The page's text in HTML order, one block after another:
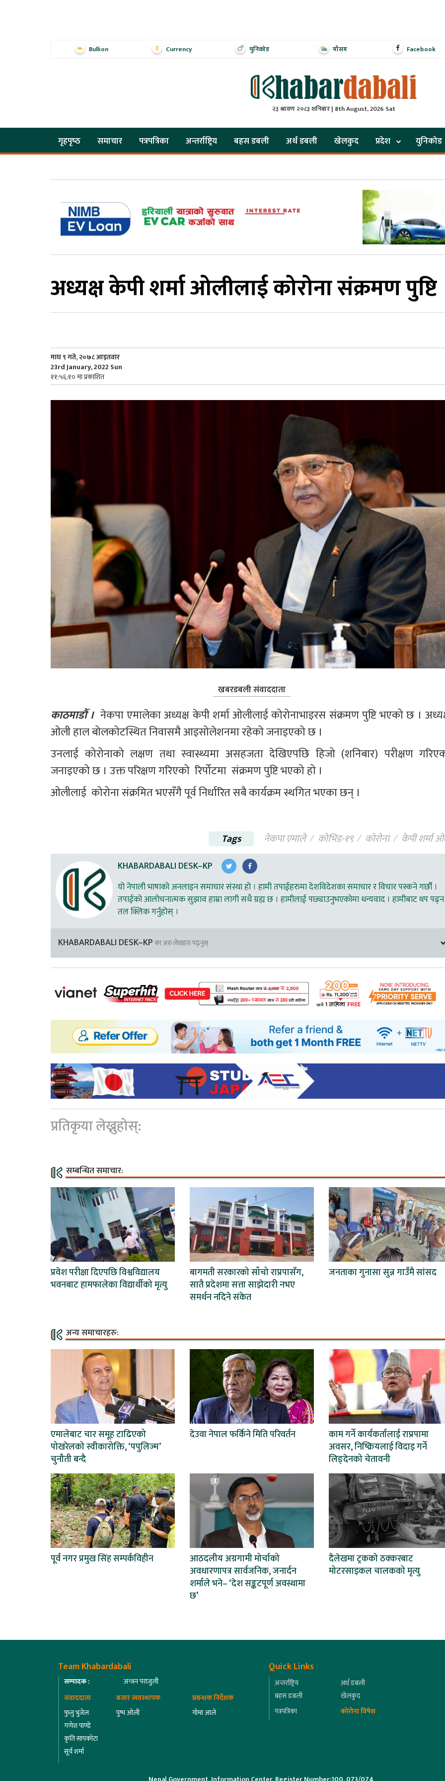
Bullion Currency युनिकोड मौसम Facebook
२३ श्रावण २०८३ शनिबार | 8th August, 2026 Sat
गृहपृष्‍ठ समाचार पत्रपत्रिका अन्तर्राष्ट्रिय बहस डबली अर्थ डबली खेलकुद प्रदेश युनिकोड
अध्यक्ष केपी शर्मा ओलीलाई कोरोना संक्रमण पुष्टि
माघ ९ गते, २०७८ आइतवार
23rd January, 2022 Sun
११:५६:१० मा प्रकाशित
खबरडबली संवाददाता
काठमाडौँ । नेकपा एमालेका अध्यक्ष केपी शर्मा ओलीलाई कोरोनाभाइरस संक्रमण पुष्टि भएको छ ।
ओली हाल बोलकोटस्थित निवासमै आइसोलेशनमा रहेको जनाइएको छ ।
उनलाई कोरोनाको लक्षण तथा स्वास्थ्यमा असहजता देखिएपछि हिजो (शनिबार) परीक्षण
जनाइएको छ । उक्त परिक्षण गरिएको  रिर्पोटमा  संक्रमण पुष्टि भएको हो ।
ओलीलाई  कोरोना संक्रमित भएसँगै पूर्व निर्धारित सबै कार्यक्रम स्थगित भएका छन् ।
Tags नेकपा एमाले कोभिड-१९ काेराेना केपी शर्मा
KHABARDABALI DESK–KP
यो नेपाली भाषाको अनलाइन समाचार संस्था हो । हामी तपाईहरुमा देशविदेशका समाचार र विचार पस्कने गर्छौ ।
तपाईको आलोचनात्मक सुझाव हाम्रा लागी सधै ग्रह्य छ । हामीलाई पछ्याउनुभएकोमा धन्यवाद । हामीबाट थप पढ्न
तल क्लिक गर्नुहोस् ।
KHABARDABALI DESK–KPका अरु लेखहरु पढ्नुस्
प्रतिकृया लेख्नुहोस्:
सम्बन्धित समाचार:
प्रवेश परीक्षा दिएपछि विश्वविद्यालय
भवनबाट हामफालेका विद्यार्थीको मृत्यु
बागमती सरकारको साँचो राप्रपासँग,
सातै प्रदेशमा सत्ता साझेदारी नभए
समर्थन नदिने संकेत
जनताका गुनासा सुन्न गाउँमै सांसद
अन्य समाचारहरु:
एमालेबाट चार समूह टाढिएको
पोखरेलको स्वीकारोक्ति, ‘पपुलिज्म’
चुनौती बन्दै
देउवा नेपाल फर्किने मिति परिवर्तन
काम गर्ने कार्यकर्तालाई राप्रपामा
अवसर, निष्क्रियलाई विदाइ गर्ने
लिङ्देनको चेतावनी
पूर्व नगर प्रमुख सिंह सम्पर्कविहीन
आठदलीय अग्रगामी मोर्चाको
अवधारणापत्र सार्वजनिक, जनार्दन
शर्माले भने– ‘देश सङ्कटपूर्ण अवस्थामा
छ’
दैलेखमा ट्रकको ठक्करबाट
मोटरसाइकल चालकको मृत्यु
Team Khabardabali
सम्पादक :
अन्जन पराजुली
संवाददाता
फुलु भुजेल
गणेश पाण्डे
कृति सापकोटा
सूर्य शर्मा
बजार व्यवस्थापक
पुष्प ओली
प्रबन्धक निर्देशक
गोमा आले
Quick Links
अन्तर्राष्ट्रिय
अर्थ डबली
बहस डबली
खेलकुद
पत्रपत्रिका
कोरोना विषेश